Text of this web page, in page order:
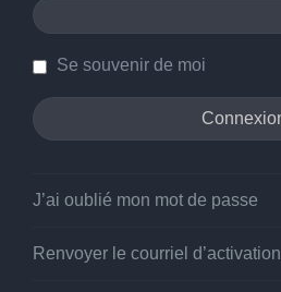
Se souvenir de moi
J’ai oublié mon mot de passe
Renvoyer le courriel d’activation